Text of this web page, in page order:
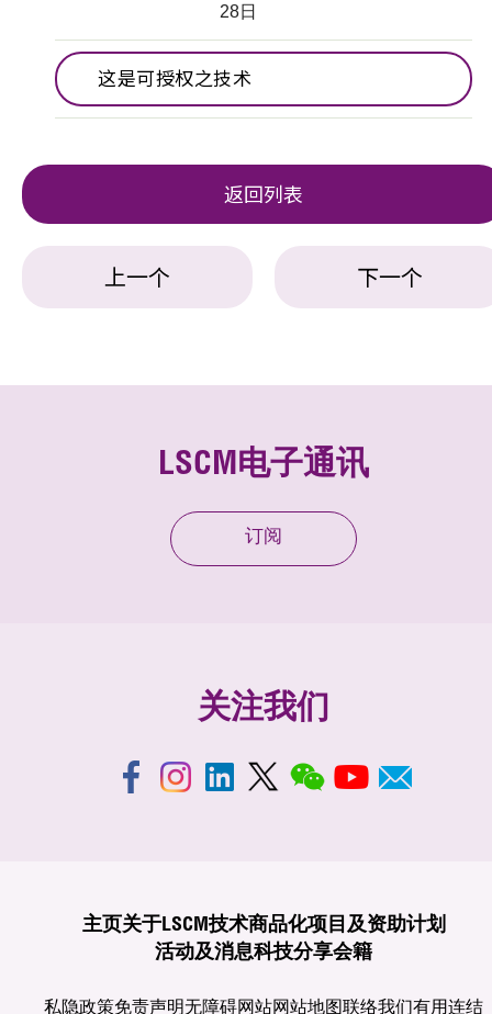
28日
这是可授权之技术
返回列表
上一个 下一个
LSCM电子通讯
订阅
关注我们
主页关于LSCM技术商品化项目及资助计划
活动及消息科技分享会籍
私隐政策免责声明无障碍网站网站地图联络我们有用连结